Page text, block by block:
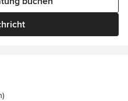
5 Sternen